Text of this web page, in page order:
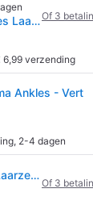
reima Kinderen Ankles Laarzen - Groen - 24Of 3
6,99 verzending
Ankles - Vert
, 2-4 dagen
reima Kinderen Ankles Laarzen - Groen - 34
Of 3